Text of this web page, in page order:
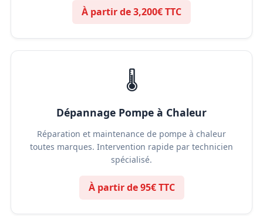
À partir de 3,200€ TTC
🌡️
Dépannage Pompe à Chaleur
Réparation et maintenance de pompe à chaleur
toutes marques. Intervention rapide par technicien
spécialisé.
À partir de 95€ TTC